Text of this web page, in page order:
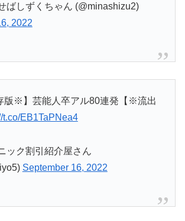
ばしずくちゃん (@minashizu2)
2022
版※】芸能人卒アル80連発【※流出
t.co/EB1TaPNea4
ック割引紹介屋さん
September 16, 2022